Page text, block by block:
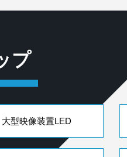
プ
大型映像装置LED